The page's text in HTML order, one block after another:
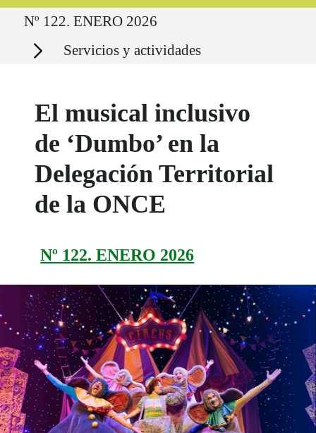
Ruta del sitio
Nº 122. ENERO 2026
Secciones Servicios y actividades
El musical inclusivo
de ‘Dumbo’ en la
Delegación Territorial
de la ONCE
Nº 122. ENERO 2026